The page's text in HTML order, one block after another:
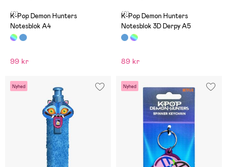
(0)
K-Pop Demon Hunters
Notesblok A4
99 kr
(0)
K-Pop Demon Hunters
Notesblok 3D Derpy A5
89 kr
Nyhed Nyhed